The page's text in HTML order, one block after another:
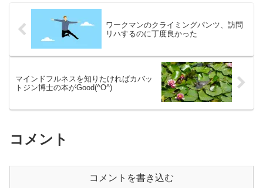
ワークマンのクライミングパンツ、訪問
リハするのに丁度良かった
マインドフルネスを知りたければカバッ
トジン博士の本がGood(^O^)
コメント
コメントを書き込む